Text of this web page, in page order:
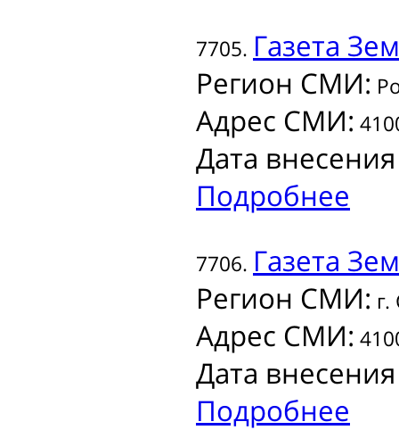
7705. Газета
Регион СМИ:
Адрес СМИ:
Дата
Подробнее
7706. Газета
Регион СМИ:
Адрес СМИ:
Дата
Подробнее